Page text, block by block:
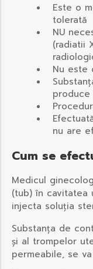
Este o
tolerată
NU
(radiatii
Nu este
nu are
Cum se
Medicul
(tub) în cavitatea
injecta soluția
Substanța de
și al trompelor
permeabile, se